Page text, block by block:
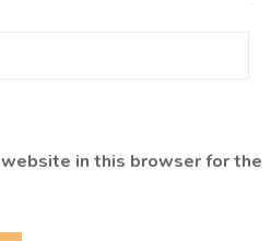
website in this browser for the